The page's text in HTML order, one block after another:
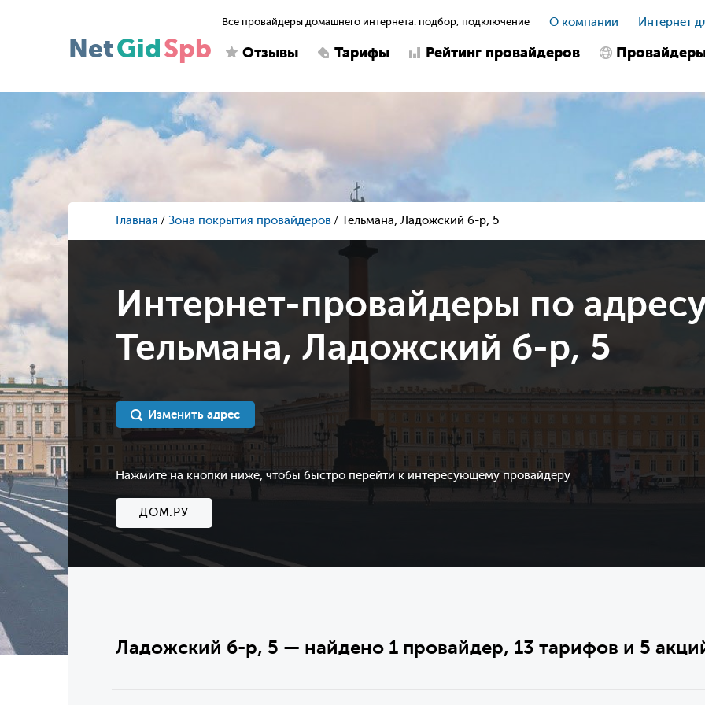
NetGidSpb
Все провайдеры домашнего интернета: подбор, подключение О компании Интернет
Отзывы Тарифы Рейтинг провайдеров
Главная Зона покрытия провайдеров Тельмана, Ладожский б-р, 5
Интернет-провайдеры по
Тельмана, Ладожский б-р, 5
Изменить адрес
Нажмите на кнопки ниже, чтобы быстро перейти к интересующему провайдеру
ДОМ.РУ
Ладожский б-р, 5 — найдено 1 провайдер, 13 тарифов и 5